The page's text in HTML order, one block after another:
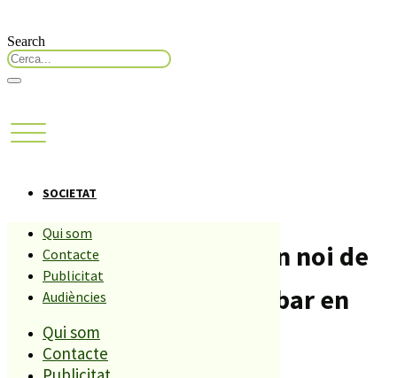
Search
Qui som
Contacte
Publicitat
Audiències
Qui som
Contacte
SOCIETAT
Una noia de Malgrat i un noi de
Lloret detinguts per robar en
supermercats d’Osca